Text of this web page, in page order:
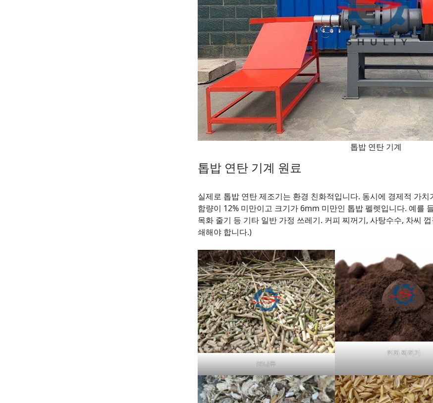
톱밥 연탄 기계
톱밥 연탄 기계 원료
실제로 톱밥 연탄 제조기는 환경 친화적입니다. 동시에 경제적 가
함량이 12% 미만이고 크기가 6mm 미만인 톱밥 펠렛입니다. 예를
목화 줄기 등 기타 일반 가정 쓰레기. 커피 찌꺼기, 사탕수수, 차씨
쇄해야 합니다.)
대나무
커피 찌꺼기